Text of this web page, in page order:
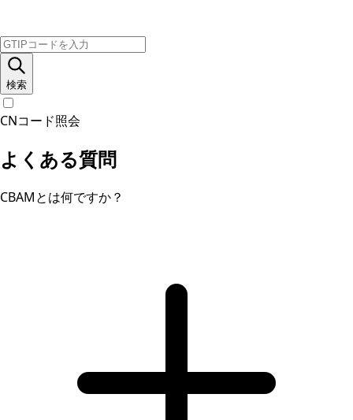
検索
CNコード照会
よくある質問
CBAMとは何ですか？